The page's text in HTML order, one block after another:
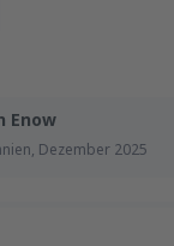
Enow
Dezember 2025